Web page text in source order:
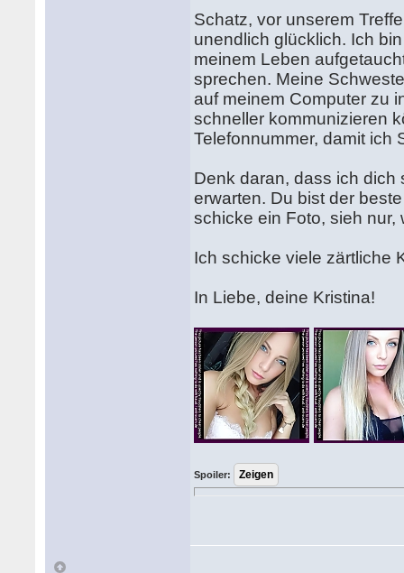
Schatz, vor unserem
unendlich glücklich. Ich
meinem Leben
sprechen. Meine
auf meinem Computer zu
schneller kommunizieren
Telefonnummer, damit ich
Denk daran, dass ich dich
erwarten. Du bist der
schicke ein Foto, sieh
Ich schicke viele zärtliche
In Liebe, deine Kristina!
Spoiler: